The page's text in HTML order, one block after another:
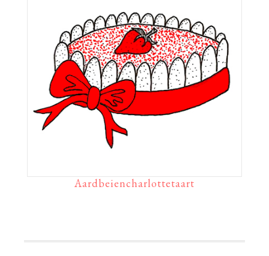
Aardbeiencharlottetaart